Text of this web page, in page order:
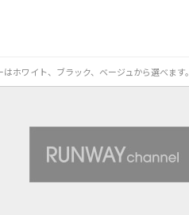
ホワイト、ブラック、ベージュから選べます。